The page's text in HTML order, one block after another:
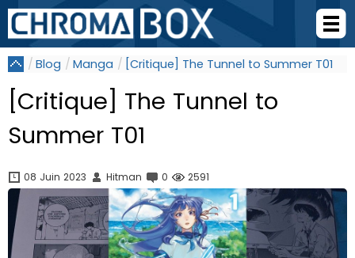
Blog Manga [Critique] The Tunnel to Summer T01
[Critique] The Tunnel to
Summer T01
08 Juin 2023 Hitman 0 2591